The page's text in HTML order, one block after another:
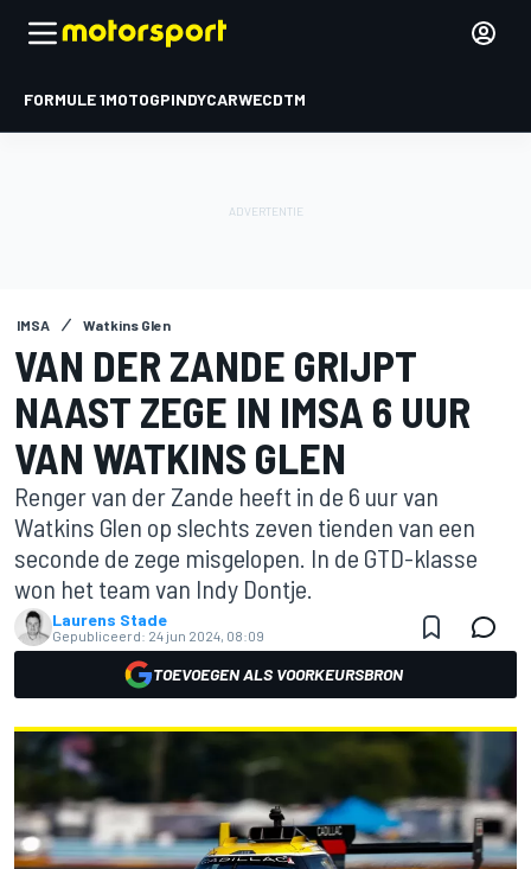
FORMULE 1MOTOGPINDYCARWECDTM
IMSA Watkins Glen
VAN DER ZANDE GRIJPT
NAAST ZEGE IN IMSA 6 UUR
VAN WATKINS GLEN
Renger van der Zande heeft in de 6 uur van
Watkins Glen op slechts zeven tienden van een
seconde de zege misgelopen. In de GTD-klasse
won het team van Indy Dontje.
Laurens Stade
Gepubliceerd: 24 jun 2024, 08:09
TOEVOEGEN ALS VOORKEURSBRON